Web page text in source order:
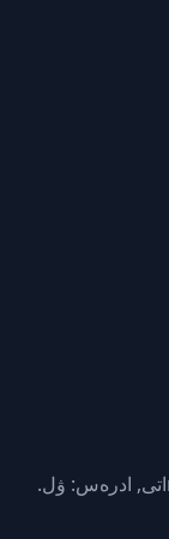
رەسپۋبليكا كازاحستان. 050022, گ. الмاتى, ادرەس: ۋل.